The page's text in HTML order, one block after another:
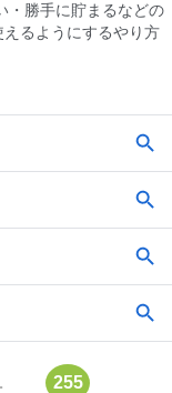
・勝手に貯まるなどの
るようにするやり方
255